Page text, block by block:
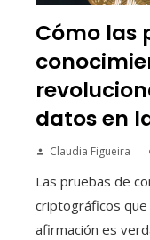
Cómo las
datos en
Claudia Figueira
Las pruebas de
criptográficos
afirmación es